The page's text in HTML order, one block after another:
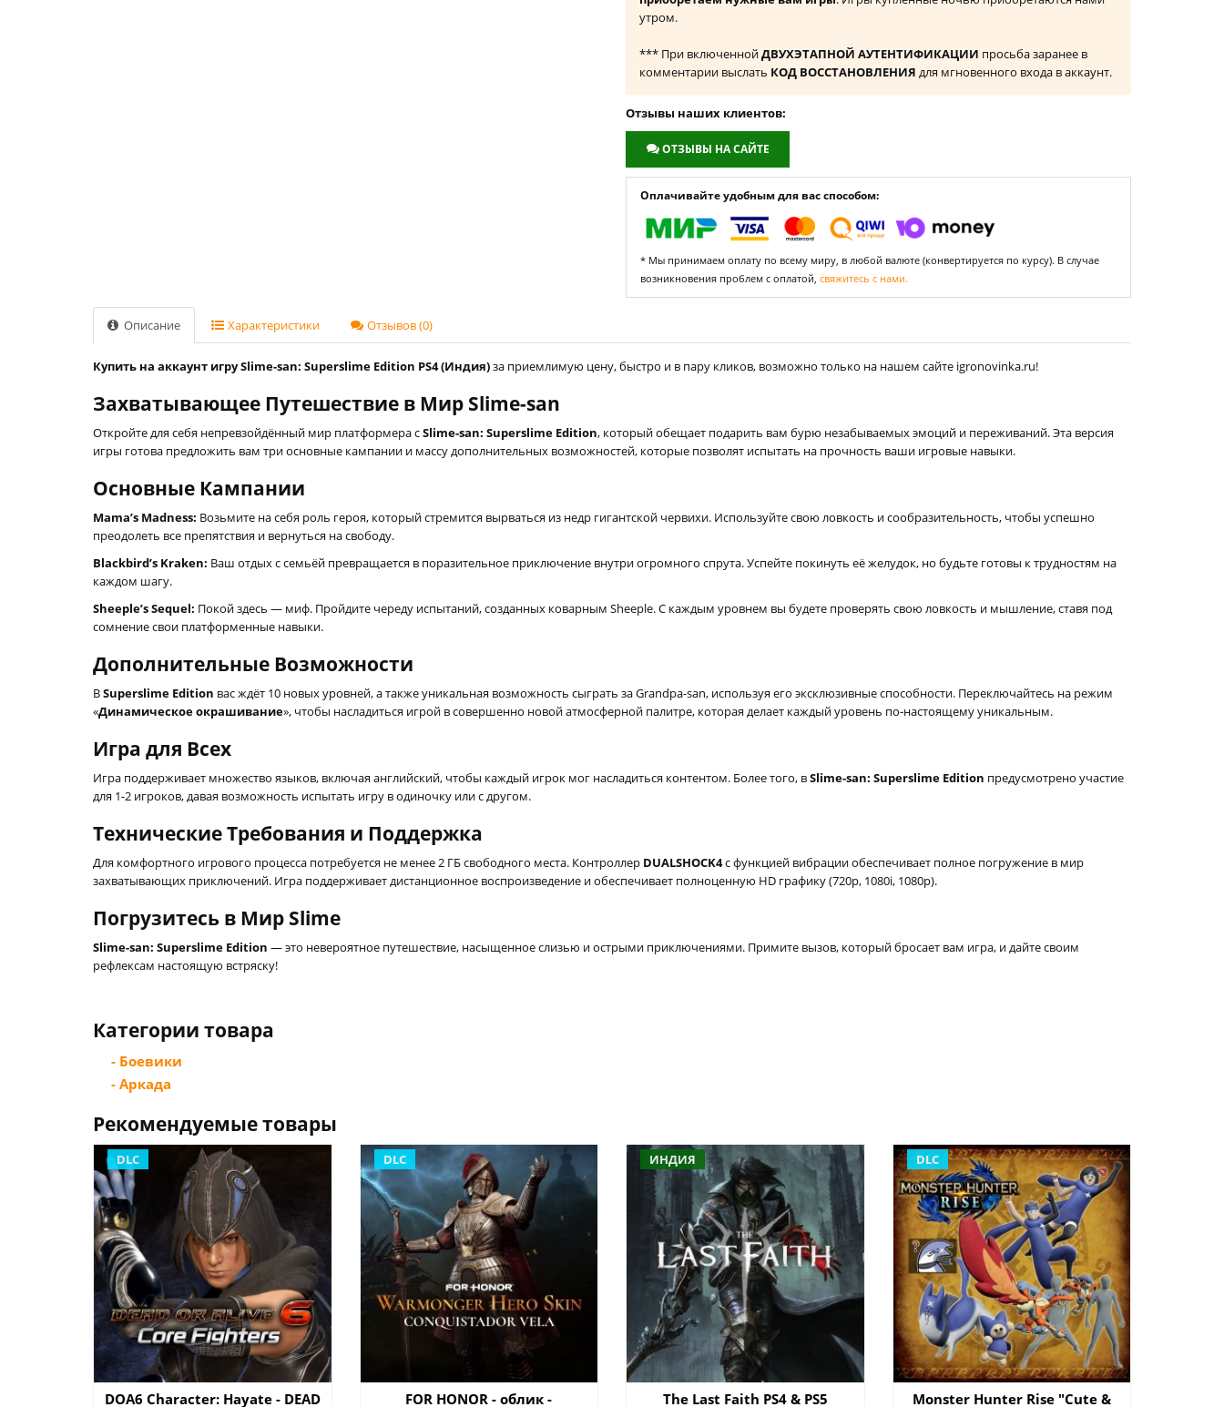
утром.
*** При включеннойДВУХЭТАПНОЙ АУТЕНТИФИКАЦИИ просьба заранее в
комментарии выслать КОД ВОССТАНОВЛЕНИЯ для мгновенного входа в аккаунт.
Отзывы наших клиентов:
ОТЗЫВЫ НА САЙТЕ
Оплачивайте удобным для вас способом:
* Мы принимаем оплату по всему миру, в любой валюте (конвертируется по курсу). В случае
возникновения проблем с оплатой, свяжитесь с нами.
Описание Характеристики Отзывов (0)
Купить на аккаунт игру Slime-san: Superslime Edition PS4 (Индия)за приемлимую цену, быстро и в пару кликов, возможно только на нашем сайте igronovinka.ru!
Захватывающее Путешествие в Мир Slime-san
Откройте для себя непревзойдённый мир платформера сSlime-san: Superslime Edition, который обещает подарить вам бурю незабываемых эмоций и переживаний. Эта версия
игры готова предложить вам три основные кампании и массу дополнительных возможностей, которые позволят испытать на прочность ваши игровые навыки.
Основные Кампании
Mama’s Madness: Возьмите на себя роль героя, который стремится вырваться из недр гигантской червихи. Используйте свою ловкость и сообразительность, чтобы успешно
преодолеть все препятствия и вернуться на свободу.
Blackbird’s Kraken: Ваш отдых с семьёй превращается в поразительное приключение внутри огромного спрута. Успейте покинуть её желудок, но будьте готовы к трудностям на
каждом шагу.
Sheeple’s Sequel: Покой здесь — миф. Пройдите череду испытаний, созданных коварным Sheeple. С каждым уровнем вы будете проверять свою ловкость и мышление, ставя под
сомнение свои платформенные навыки.
Дополнительные Возможности
ВSuperslime Edition вас ждёт 10 новых уровней, а также уникальная возможность сыграть за Grandpa-san, используя его эксклюзивные способности. Переключайтесь на режим
«Динамическое окрашивание», чтобы насладиться игрой в совершенно новой атмосферной палитре, которая делает каждый уровень по-настоящему уникальным.
Игра для Всех
Игра поддерживает множество языков, включая английский, чтобы каждый игрок мог насладиться контентом. Более того, вSlime-san: Superslime Edition предусмотрено участие
для 1-2 игроков, давая возможность испытать игру в одиночку или с другом.
Технические Требования и Поддержка
Для комфортного игрового процесса потребуется не менее 2 ГБ свободного места. Контроллер DUALSHOCK4с функцией вибрации обеспечивает полное погружение в мир
захватывающих приключений. Игра поддерживает дистанционное воспроизведение и обеспечивает полноценную HD графику (720p, 1080i, 1080p).
Погрузитесь в Мир Slime
Slime-san: Superslime Edition — это невероятное путешествие, насыщенное слизью и острыми приключениями. Примите вызов, который бросает вам игра, и дайте своим
рефлексам настоящую встряску!
Категории товара
- Боевики
- Аркада
Рекомендуемые товары
DLC
DOA6 Character: Hayate - DEAD
DLC
FOR HONOR - облик -
ИНДИЯ
The Last Faith PS4 & PS5
DLC
Monster Hunter Rise "Cute &